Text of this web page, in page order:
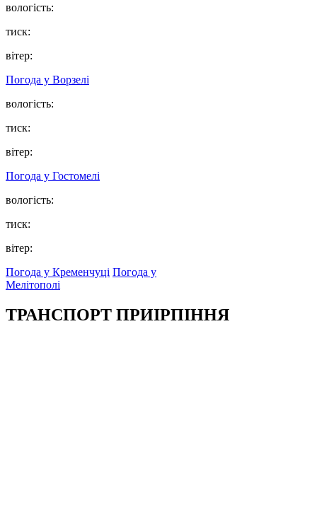
вологість:
тиск:
вітер:
Погода у Ворзелі
вологість:
тиск:
вітер:
Погода у Гостомелі
вологість:
тиск:
вітер:
Погода у Кременчуці Погода у
Мелітополі
ТРАНСПОРТ ПРИІРПІННЯ